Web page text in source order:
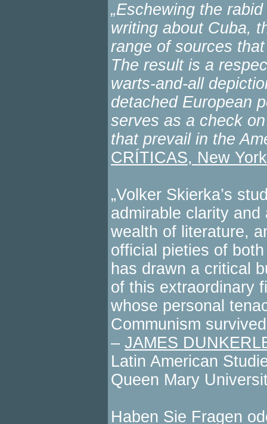
„Eschewing the
writing about Cuba,
range of sources
The result is a
warts-and-all
detached European
serves as a check
that prevail in the
CRÍTICAS, New York
„Volker Skierka’s
admirable clarity
wealth of literature,
official pieties of
has drawn a critical
of this extraordinary
whose personal
Communism
– JAMES
Latin American
Queen Mary
Haben Sie Fragen